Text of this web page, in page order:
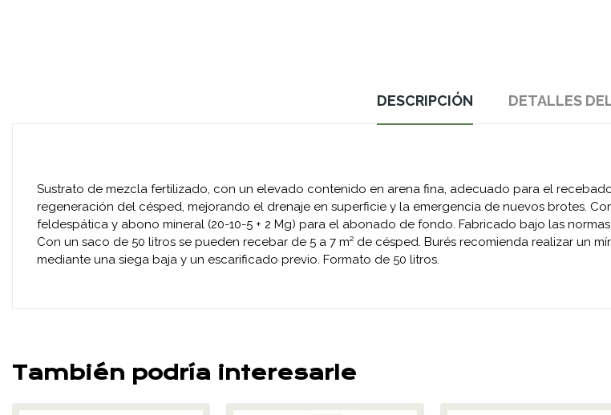
DESCRIPCIÓN DETALLES
Sustrato de mezcla fertilizado, con un elevado contenido en arena fina, adecuado para el
regeneración del césped, mejorando el drenaje en superficie y la emergencia de nuevos brotes.
feldespática y abono mineral (20-10-5 + 2 Mg) para el abonado de fondo. Fabricado bajo las
Con un saco de 50 litros se pueden recebar de 5 a 7 m² de césped. Burés recomienda realizar un
mediante una siega baja y un escarificado previo. Formato de 50 litros.
También podría interesarle